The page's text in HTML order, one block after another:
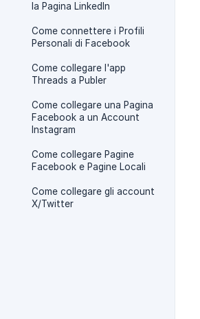
la Pagina LinkedIn
Come connettere i Profili
Personali di Facebook
Come collegare l'app
Threads a Publer
Come collegare una Pagina
Facebook a un Account
Instagram
Come collegare Pagine
Facebook e Pagine Locali
Come collegare gli account
X/Twitter